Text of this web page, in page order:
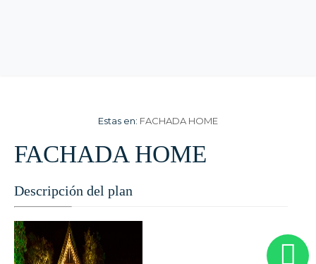
Estas en: FACHADA HOME
FACHADA HOME
Descripción del plan